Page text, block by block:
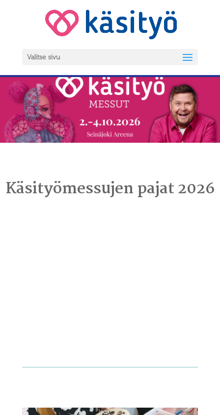
Valitse sivu
Käsityömessujen pajat 2026